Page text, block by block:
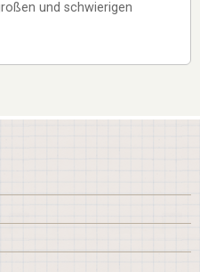
und schwierigen